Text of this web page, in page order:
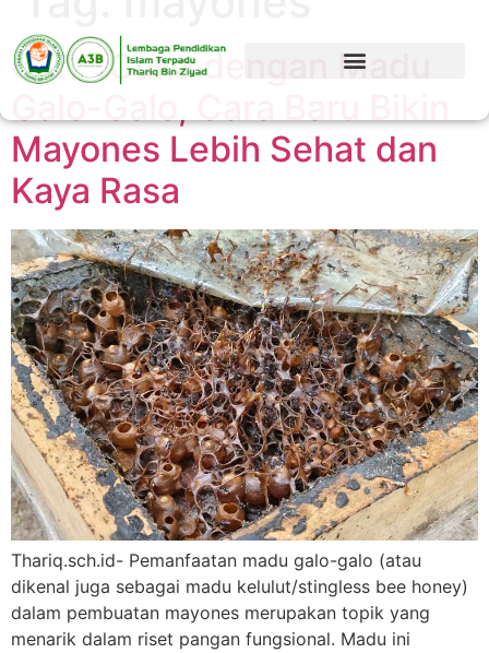
Ganti Cuka dengan Madu
Mayones Lebih Sehat dan
Kaya Rasa
Thariq.sch.id- Pemanfaatan madu galo-galo (atau
dikenal juga sebagai madu kelulut/stingless bee honey)
dalam pembuatan mayones merupakan topik yang
menarik dalam riset pangan fungsional. Madu ini